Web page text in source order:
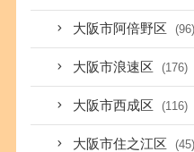
大阪市阿倍野区 (96)
大阪市浪速区 (176)
大阪市西成区 (116)
大阪市住之江区 (45)